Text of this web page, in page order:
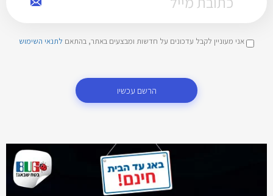
אני מעוניין לקבל עדכונים על חדשות ומבצעים באתר, בהתאם לתנאי השימוש
הרשם עכשיו